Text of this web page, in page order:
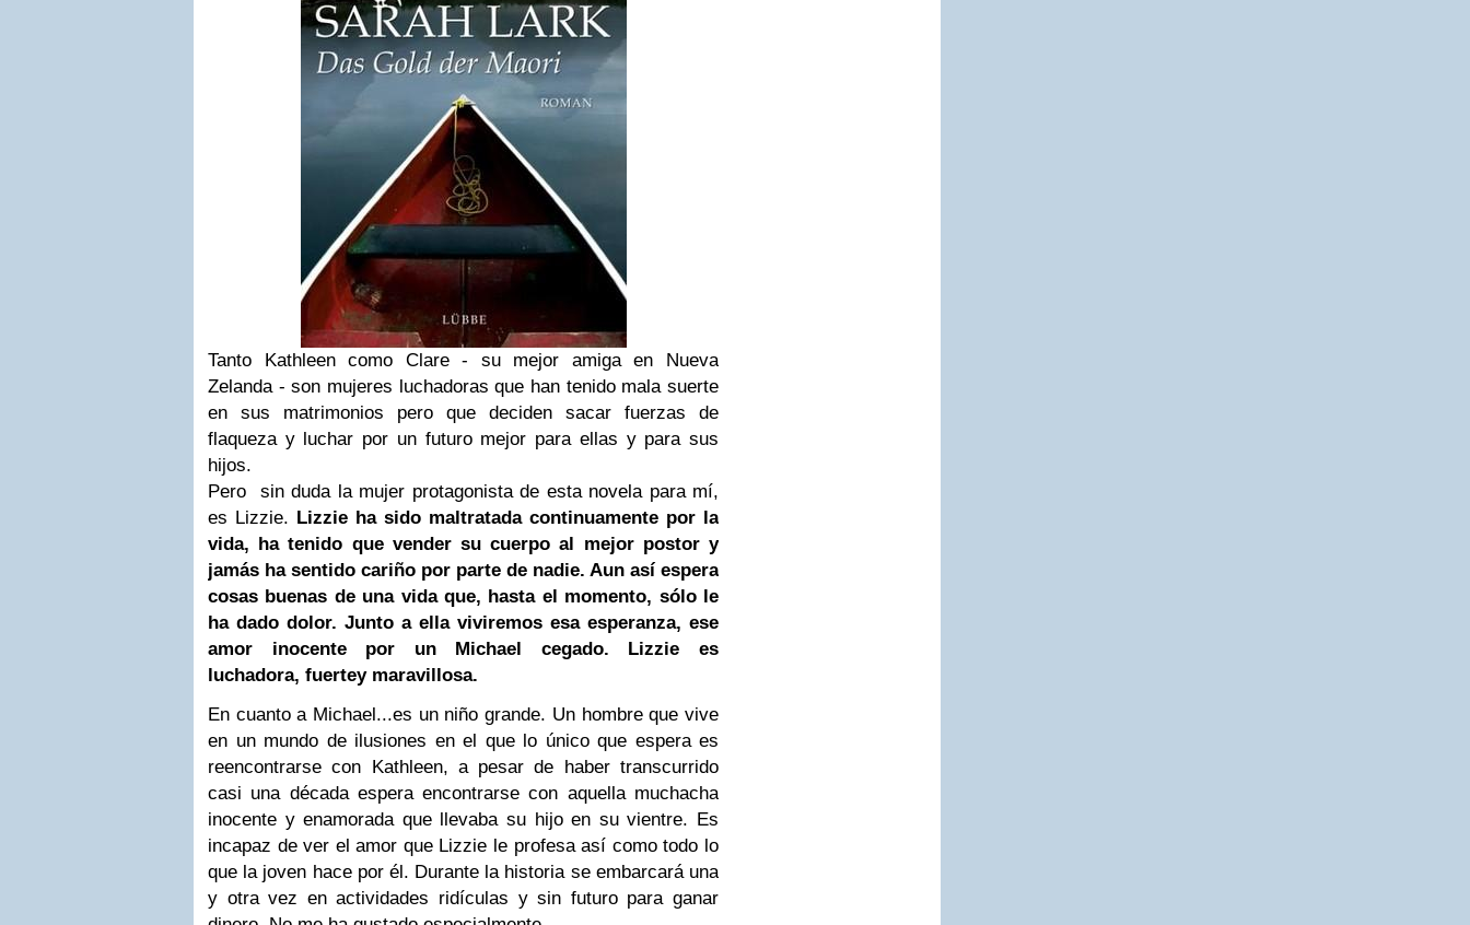
Tanto Kathleen como Clare - su mejor amiga en Nueva
Zelanda - son mujeres luchadoras que han tenido mala suerte
en sus matrimonios pero que deciden sacar fuerzas de
flaqueza y luchar por un futuro mejor para ellas y para sus
hijos.
Pero sin duda la mujer protagonista de esta novela para mí,
es Lizzie. Lizzie ha sido maltratada continuamente por la
vida, ha tenido que vender su cuerpo al mejor postor y
jamás ha sentido cariño por parte de nadie. Aun así espera
cosas buenas de una vida que, hasta el momento, sólo le
ha dado dolor. Junto a ella viviremos esa esperanza, ese
amor inocente por un Michael cegado. Lizzie es
luchadora, fuertey maravillosa.
En cuanto a Michael...es un niño grande. Un hombre que vive
en un mundo de ilusiones en el que lo único que espera es
reencontrarse con Kathleen, a pesar de haber transcurrido
casi una década espera encontrarse con aquella muchacha
inocente y enamorada que llevaba su hijo en su vientre. Es
incapaz de ver el amor que Lizzie le profesa así como todo lo
que la joven hace por él. Durante la historia se embarcará una
y otra vez en actividades ridículas y sin futuro para ganar